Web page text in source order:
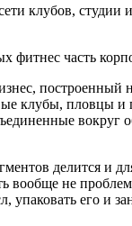
клубов, студии
фитнес часть
построенный
клубы, пловцы и
вокруг
делится и
вообще не
упаковать его и